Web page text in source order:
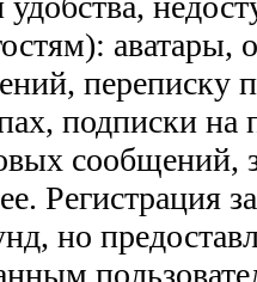
аватары,
переписку
подписки
сообщений,
Регистрация
но